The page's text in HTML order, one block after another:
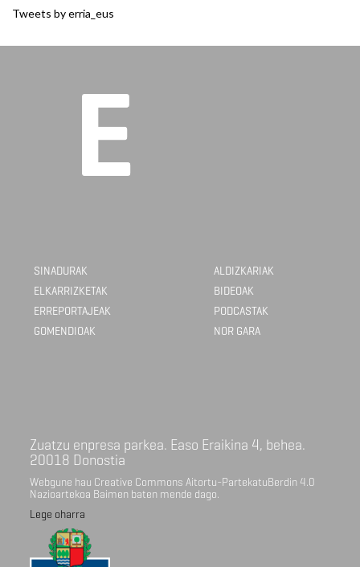
Tweets by erria_eus
SINADURAK
ELKARRIZKETAK
ERREPORTAJEAK
GOMENDIOAK
ALDIZKARIAK
BIDEOAK
PODCASTAK
NOR GARA
Zuatzu enpresa parkea. Easo Eraikina 4, behea.
20018 Donostia
Webgune hau Creative Commons Aitortu-PartekatuBerdin 4.0
Nazioartekoa Baimen baten mende dago.
Lege oharra